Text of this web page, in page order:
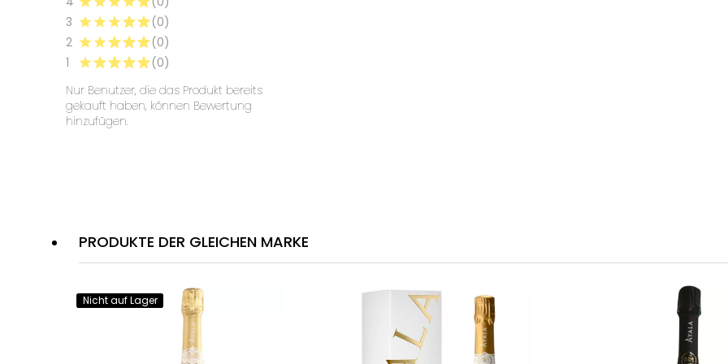
PRODUKTE DER GLEICHEN MARKE
Nicht auf Lager
3
(0)
2
(0)
1
(0)
Nur Benutzer, die das Produkt bereits
gekauft haben, können Bewertung
hinzufügen.